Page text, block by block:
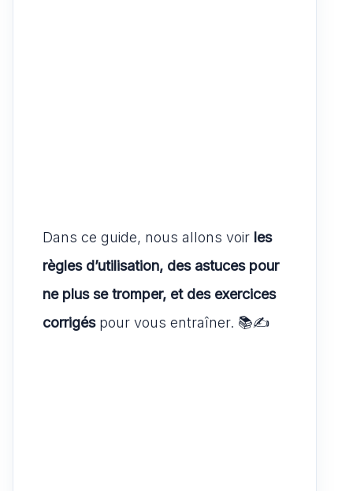
Dans ce guide, nous allons voir les
règles d’utilisation, des astuces pour
ne plus se tromper, et des exercices
corrigéspour vous entraîner. 📚✍️